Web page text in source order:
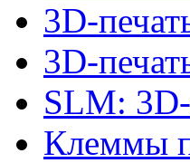
3D-
3D-
SLM:
Клеммы